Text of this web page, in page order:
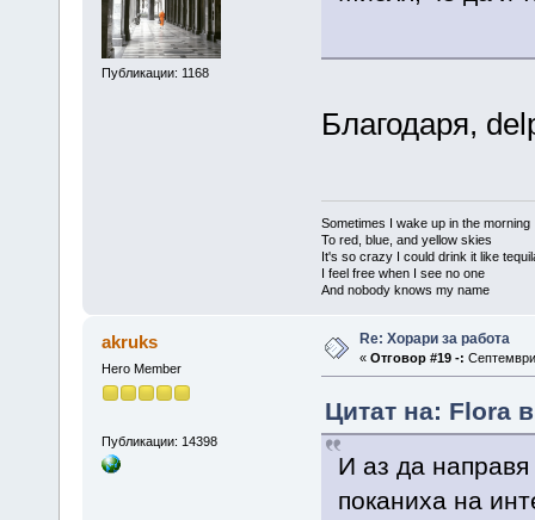
Публикации: 1168
Благодаря,
Sometimes I wake up in the morning
To red, blue, and yellow skies
It's so crazy I could drink it like
I feel free when I see no one
And nobody knows my name
akruks
Hero Member
Публикации: 14398
Re: Хорари за работа
« Отговор #19 -:
Цитат на: Flora
И аз да
поканиха на